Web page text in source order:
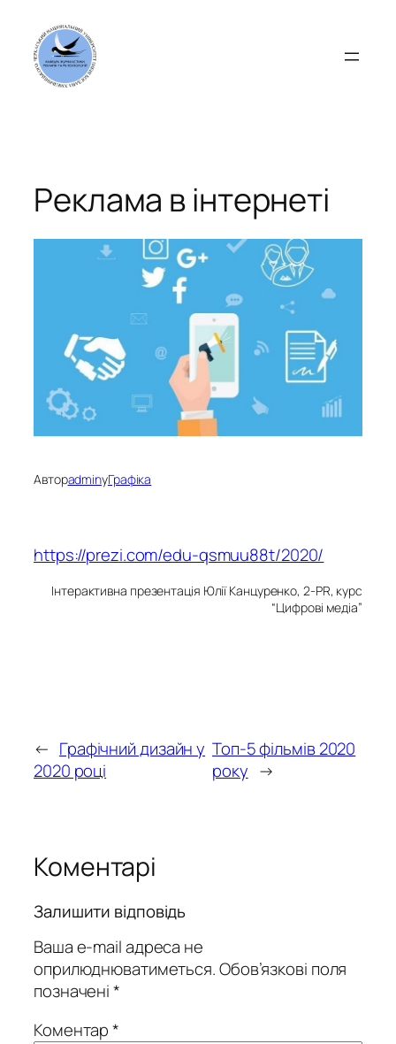
вмісту
Реклама в інтернеті
АвторadminуГрафіка
https://prezi.com/edu-qsmuu88t/2020/
Інтерактивна презентація Юлії Канцуренко, 2-PR, курс
“Цифрові медіа”
← Графічний дизайн у
2020 році
Топ-5 фільмів 2020
року →
Коментарі
Залишити відповідь
Ваша e-mail адреса не
оприлюднюватиметься.Обов’язкові поля
позначені*
Коментар*